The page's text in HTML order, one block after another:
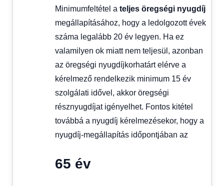
Minimumfeltétel a teljes öregségi nyugdíj
megállapításához, hogy a ledolgozott évek
száma legalább 20 év legyen. Ha ez
valamilyen ok miatt nem teljesül, azonban
az öregségi nyugdíjkorhatárt elérve a
kérelmező rendelkezik minimum 15 év
szolgálati idővel, akkor öregségi
résznyugdíjat igényelhet. Fontos kitétel
továbbá a nyugdíj kérelmezésekor, hogy a
nyugdíj-megállapítás időpontjában az
65 év